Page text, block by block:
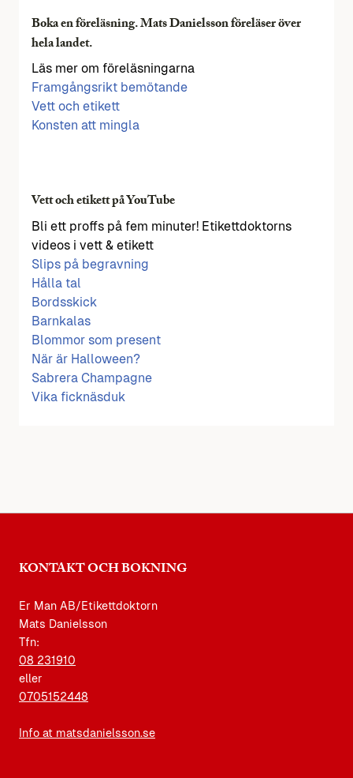
Boka en föreläsning. Mats Danielsson föreläser över
hela landet.
Läs mer om föreläsningarna
Framgångsrikt bemötande
Vett och etikett
Konsten att mingla
Vett och etikett på YouTube
Bli ett proffs på fem minuter! Etikettdoktorns
videos i vett & etikett
Slips på begravning
Hålla tal
Bordsskick
Barnkalas
Blommor som present
När är Halloween?
Sabrera Champagne
Vika ficknäsduk
KONTAKT OCH BOKNING
Er Man AB/Etikettdoktorn
Mats Danielsson
Tfn:
08 231910
eller
0705152448
Info at matsdanielsson.se